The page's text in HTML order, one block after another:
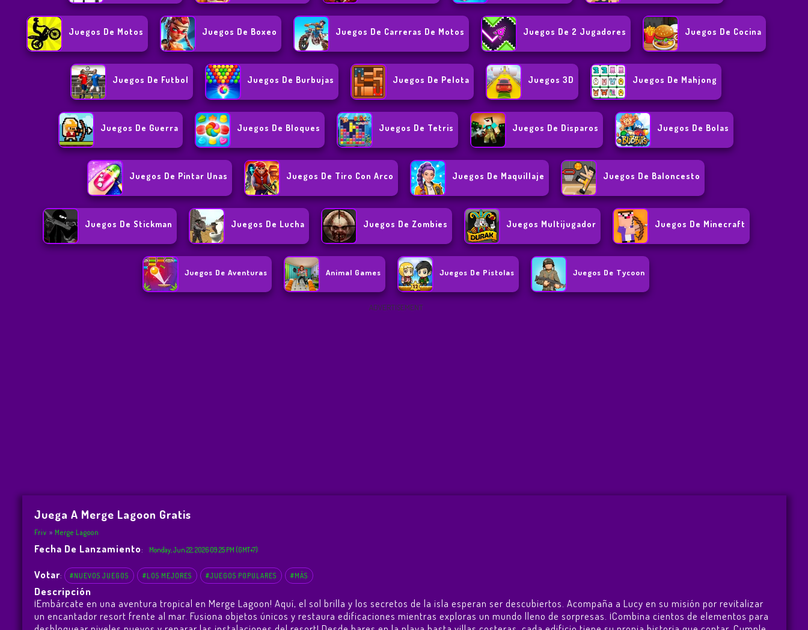
Juegos De Motos Juegos De Boxeo Juegos De Carreras De Motos Juegos De 2 Jugadores Juegos De Cocina
Juegos De Futbol Juegos De Burbujas Juegos De Pelota Juegos 3D Juegos De Mahjong
Juegos De Guerra Juegos De Bloques Juegos De Tetris Juegos De Disparos Juegos De Bolas
Juegos De Pintar Unas Juegos De Tiro Con Arco Juegos De Maquillaje Juegos De Baloncesto
Juegos De Stickman Juegos De Lucha Juegos De Zombies Juegos Multijugador Juegos De Minecraft
Juegos De Aventuras Animal Games Juegos De Pistolas Juegos De Tycoon
ADVERTISEMENT
Juega A Merge Lagoon Gratis
Friv Merge Lagoon
Fecha De Lanzamiento: Monday, Jun 22, 2026 09:25 PM (GMT+7)
Votar: #NUEVOS JUEGOS #LOS MEJORES #JUEGOS POPULARES #MÁS
Descripción
¡Embárcate en una aventura tropical en Merge Lagoon! Aquí, el sol brilla y los secretos de la isla esperan ser descubiertos. Acompaña a Lucy en su misión por revitalizar
un encantador resort frente al mar. Fusiona objetos únicos y restaura edificaciones mientras exploras un mundo lleno de sorpresas. ¡Combina cientos de elementos para